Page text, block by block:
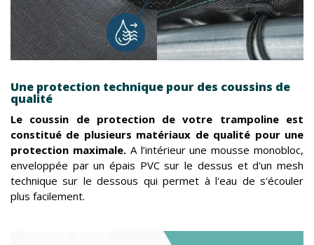
Une protection technique pour des coussins de
qualité
Le coussin de protection de votre trampoline est
constitué de plusieurs matériaux de qualité pour une
protection maximale.A l’intérieur une mousse monobloc,
enveloppée par un épais PVC sur le dessus et d'un mesh
technique sur le dessous qui permet à l'eau de s'écouler
plus facilement.